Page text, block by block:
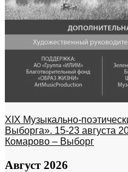
XIX Музыкально-
Выборга». 15-23 августа
Комарово – Выборг
Август 2026